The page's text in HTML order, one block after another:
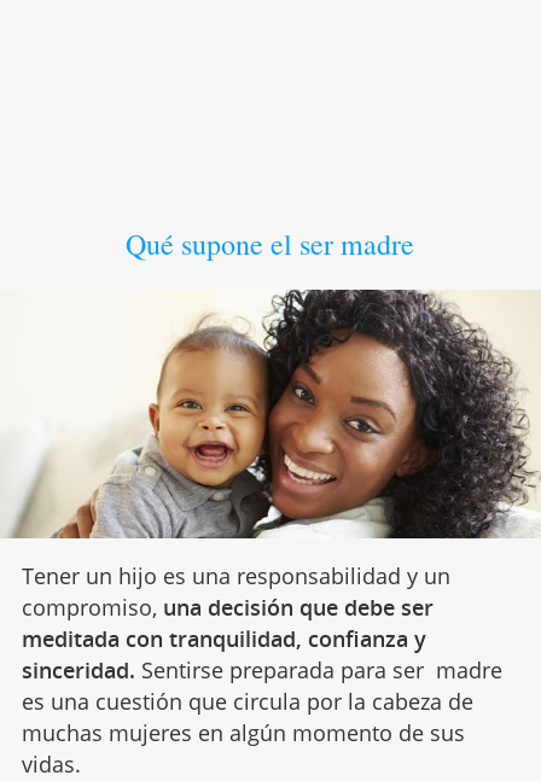
Qué supone el ser madre
Tener un hijo es una responsabilidad y un
compromiso, una decisión que debe ser
meditada con tranquilidad, confianza y
sinceridad. Sentirse preparada para ser madre
es una cuestión que circula por la cabeza de
muchas mujeres en algún momento de sus
vidas.